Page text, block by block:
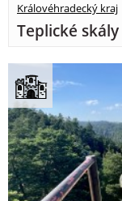
Královéhradecký kraj
Teplické skály